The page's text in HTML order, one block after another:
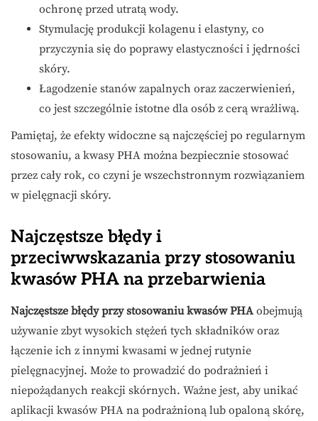
ochronę przed utratą wody.
Stymulację produkcji kolagenu i elastyny, co
przyczynia się do poprawy elastyczności i jędrności
skóry.
Łagodzenie stanów zapalnych oraz zaczerwienień,
co jest szczególnie istotne dla osób z cerą wrażliwą.
Pamiętaj, że efekty widoczne są najczęściej po regularnym
stosowaniu, a kwasy PHA można bezpiecznie stosować
przez cały rok, co czyni je wszechstronnym rozwiązaniem
w pielęgnacji skóry.
Najczęstsze błędy i
przeciwwskazania przy stosowaniu
kwasów PHA na przebarwienia
Najczęstsze błędy przy stosowaniu kwasów PHA obejmują
używanie zbyt wysokich stężeń tych składników oraz
łączenie ich z innymi kwasami w jednej rutynie
pielęgnacyjnej. Może to prowadzić do podrażnień i
niepożądanych reakcji skórnych. Ważne jest, aby unikać
aplikacji kwasów PHA na podrażnioną lub opaloną skórę,